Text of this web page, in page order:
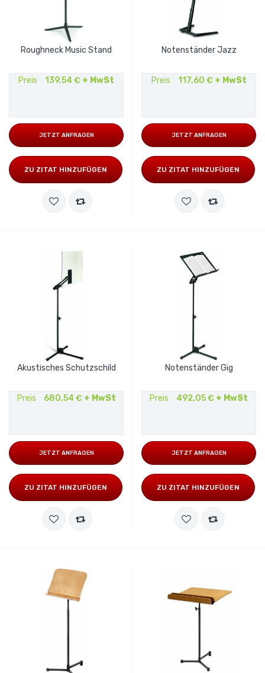
Roughneck Music Stand
Preis 139,54 € + MwSt
JETZT ANFRAGEN
ZU ZITAT HINZUFÜGEN
Notenständer Jazz
Preis 117,60 € + MwSt
JETZT ANFRAGEN
ZU ZITAT HINZUFÜGEN
Akustisches Schutzschild
Preis 680,54 € + MwSt
JETZT ANFRAGEN
ZU ZITAT HINZUFÜGEN
Notenständer Gig
Preis 492,05 € + MwSt
JETZT ANFRAGEN
ZU ZITAT HINZUFÜGEN